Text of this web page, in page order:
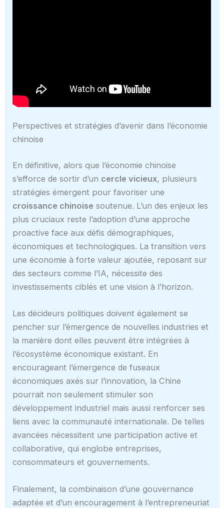
Perspectives et stratégies d’avenir dans l’économie
chinoise
En définitive, alors que l’économie chinoise
s’efforce de sortir d’un cercle vicieux, plusieurs
stratégies émergent pour favoriser une
croissance chinoise soutenue. L’un des enjeux les
plus cruciaux reste l’adoption d’une approche
proactive face aux défis démographiques,
économiques et technologiques. La transition vers
une économie à forte valeur ajoutée, reposant sur
des secteurs comme l’IA, nécessite des
investissements ciblés et une vision à l’horizon.
Les décideurs politiques doivent également se
pencher sur l’émergence de nouvelles industries et
la manière dont elles peuvent être intégrées à
l’écosystème économique existant. En
encourageant l’émergence de fuseaux
économiques axés sur l’innovation, la Chine
pourrait non seulement stimuler son
développement industriel mais aussi renforcer ses
liens avec la communauté internationale. De telles
avancées nécessitent une participation active et
collaborative, qui englobe entreprises,
consommateurs et gouvernements.
Finalement, la combinaison d’une gouvernance
adaptée et d’un encouragement à l’entrepreneuriat